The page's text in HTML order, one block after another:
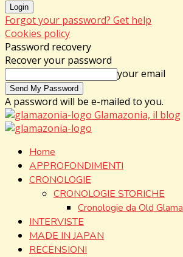
Forgot your password? Get help
Cookies policy
Password recovery
Recover your password
your email
A password will be e-mailed to you.
Glamazonia, il blog
Home
APPROFONDIMENTI
CRONOLOGIE
CRONOLOGIE STORICHE
Cronologie da Old Glama
INTERVISTE
MADE IN JAPAN
RECENSIONI